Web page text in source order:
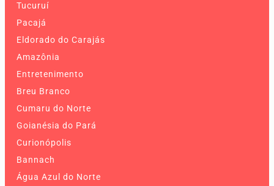
Tucuruí
Pacajá
Eldorado do Carajás
Amazônia
Entretenimento
Breu Branco
Cumaru do Norte
Goianésia do Pará
Curionópolis
Bannach
Água Azul do Norte